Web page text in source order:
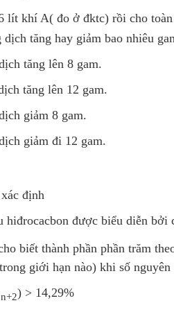
lít khí A( đo ở đktc) rồi cho
tăng hay giảm bao nhiêu
tăng lên 8 gam.
tăng lên 12 gam.
giảm 8 gam.
giảm đi 12 gam.
định
hiđrocacbon được biểu diễn bởi
biết thành phần phần trăm
giới hạn nào) khi số
) > 14,29%